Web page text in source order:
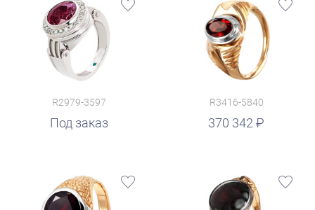
R2979-3597
Под заказ
R3416-5840
370 342
руб.